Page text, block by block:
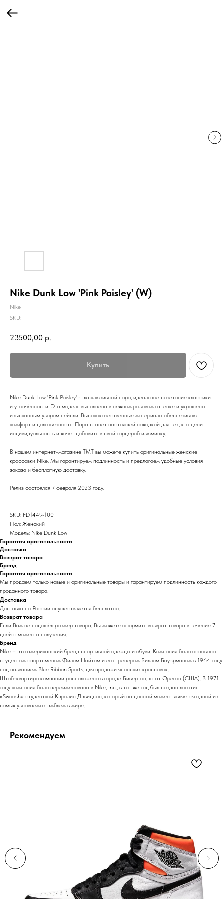
Nike Dunk Low 'Pink Paisley' (W)
Nike
SKU:
23500,00 р.
Купить
Nike Dunk Low 'Pink Paisley' - эксклюзивный пара, идеальное сочетание классики
и утончённости. Эта модель выполнена в нежном розовом оттенке и украшены
изысканным узором пейсли. Высококачественные материалы обеспечивают
комфорт и долговечность. Пара станет настоящей находкой для тех, кто ценит
индивидуальность и хочет добавить в свой гардероб изюминку.
В нашем интернет-магазине TMT вы можете купить оригинальные женские
кроссовки Nike. Мы гарантируем подлинность и предлагаем удобные условия
заказа и бесплатную доставку.
Релиз состоялся 7 февраля 2023 году.
SKU: FD1449-100
Пол: Женский
Модель: Nike Dunk Low
Гарантия оригинальности
Доставка
Возврат товара
Бренд
Гарантия оригинальности
Мы продаем только новые и оригинальные товары и гарантируем подлинность каждого
проданного товара.
Доставка
Доставка по России осуществляется бесплатно.
Возврат товара
Если Вам не подошёл размер товара, Вы можете оформить возврат товара в течение 7
дней с момента получения.
Бренд
Nike – это американский бренд спортивной одежды и обуви. Компания была основана
студентом спортсменом Филом Найтом и его тренером Биллом Бауэрманом в 1964 году
под названием Blue Ribbon Sports, для продажи японских кроссовок.
Штаб-квартира компании расположена в городе Бивертон, штат Орегон (США). В 1971
году компания была переименована в Nike, Inc., в тот же год был создан логотип
«Swoosh» студенткой Кэролин Дэвидсон, который на данный момент является одной из
самых узнаваемых эмблем в мире.
Рекомендуем